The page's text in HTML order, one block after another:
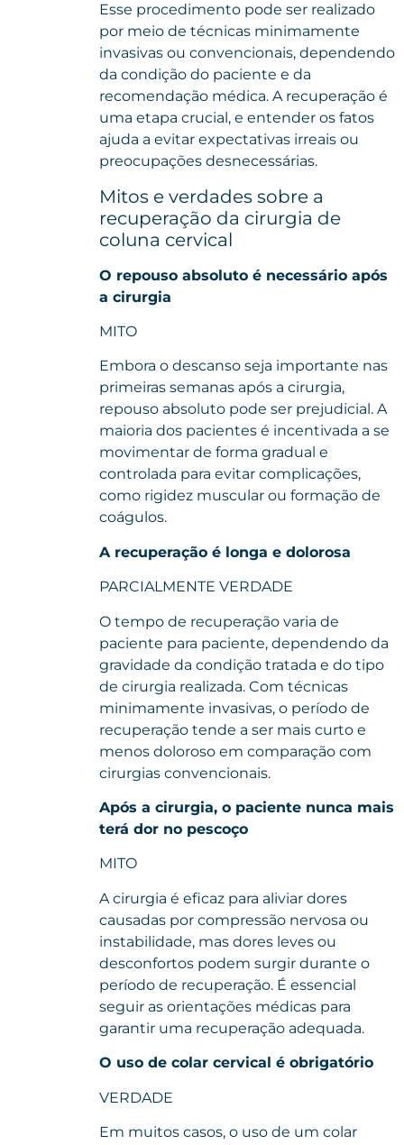
Esse procedimento pode ser realizado
por meio de técnicas minimamente
invasivas ou convencionais, dependendo
da condição do paciente e da
recomendação médica. A recuperação é
uma etapa crucial, e entender os fatos
ajuda a evitar expectativas irreais ou
preocupações desnecessárias.
Mitos e verdades sobre a
recuperação da cirurgia de
coluna cervical
O repouso absoluto é necessário após
a cirurgia
MITO
Embora o descanso seja importante nas
primeiras semanas após a cirurgia,
repouso absoluto pode ser prejudicial. A
maioria dos pacientes é incentivada a se
movimentar de forma gradual e
controlada para evitar complicações,
como rigidez muscular ou formação de
coágulos.
A recuperação é longa e dolorosa
PARCIALMENTE VERDADE
O tempo de recuperação varia de
paciente para paciente, dependendo da
gravidade da condição tratada e do tipo
de cirurgia realizada. Com técnicas
minimamente invasivas, o período de
recuperação tende a ser mais curto e
menos doloroso em comparação com
cirurgias convencionais.
Após a cirurgia, o paciente nunca mais
terá dor no pescoço
MITO
A cirurgia é eficaz para aliviar dores
causadas por compressão nervosa ou
instabilidade, mas dores leves ou
desconfortos podem surgir durante o
período de recuperação. É essencial
seguir as orientações médicas para
garantir uma recuperação adequada.
O uso de colar cervical é obrigatório
VERDADE
Em muitos casos, o uso de um colar